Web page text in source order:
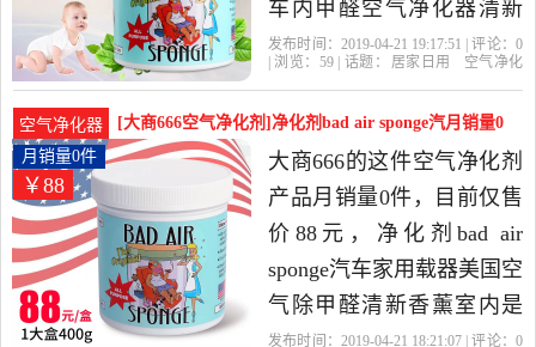
车内甲醛空气净化器清新
剂是2019年竹林生活馆精
高的空气净化剂，由北京
发货。
发布时间：2019-04-21 19:17:51 | 评论： 0
| 浏览： 59| 话题： 居家日用
空气净化
空气净化器
[大商666空气净化剂]净化剂bad air sponge汽月销量0
件仅售88元
￥88
月销量0件
大商666的这件空气净化剂
产品月销量0件，目前仅售
价88元，净化剂bad air
sponge汽车家用载器美国空
气除甲醛清新香薰室内是
2019年大商666精选居家日
发布时间：2019-04-21 18:21:07 | 评论： 0